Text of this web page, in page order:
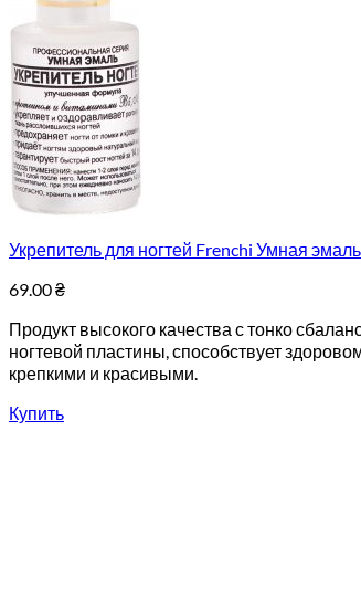
Укрепитель для ногтей Frenchi Умная
69.00₴
Продукт высокого качества с тонко
ногтевой пластины, способствует
крепкими и красивыми.
Купить